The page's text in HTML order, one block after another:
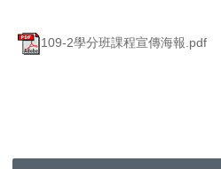
109-2學分班課程宣傳海報.pdf